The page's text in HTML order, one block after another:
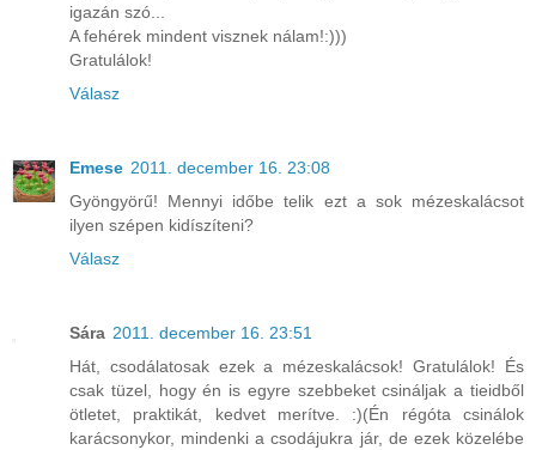
igazán szó...
A fehérek mindent visznek nálam!:)))
Gratulálok!
Válasz
Emese 2011. december 16. 23:08
Gyöngyörű! Mennyi időbe telik ezt a sok mézeskalácsot
ilyen szépen kidíszíteni?
Válasz
Sára 2011. december 16. 23:51
Hát, csodálatosak ezek a mézeskalácsok! Gratulálok! És
csak tüzel, hogy én is egyre szebbeket csináljak a tieidből
ötletet, praktikát, kedvet merítve. :)(Én régóta csinálok
karácsonykor, mindenki a csodájukra jár, de ezek közelébe